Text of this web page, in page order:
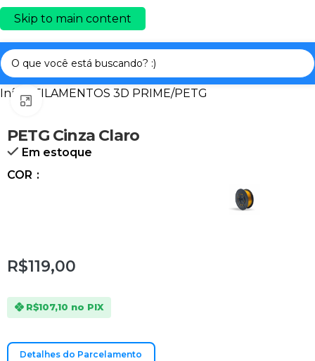
Skip to main content
Início/ FILAMENTOS 3D PRIME/PETG
Clique para ampliar
PETG Cinza Claro
Em estoque
COR
R$119,00
R$107,10 no PIX
Detalhes do Parcelamento